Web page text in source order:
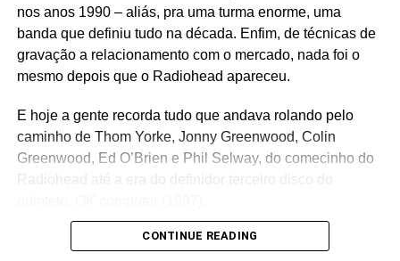
nos anos 1990 – aliás, pra uma turma enorme, uma
banda que definiu tudo na década. Enfim, de técnicas de
gravação a relacionamento com o mercado, nada foi o
mesmo depois que o Radiohead apareceu.
E hoje a gente recorda tudo que andava rolando pelo
caminho de Thom Yorke, Jonny Greenwood, Colin
Greenwood, Ed O’Brien e Phil Selway, do comecinho do
Radiohead até a era do definidor terceiro disco do
Edição, roteiro, narração, pesquisa: Ricardo Schott.
CONTINUE READING